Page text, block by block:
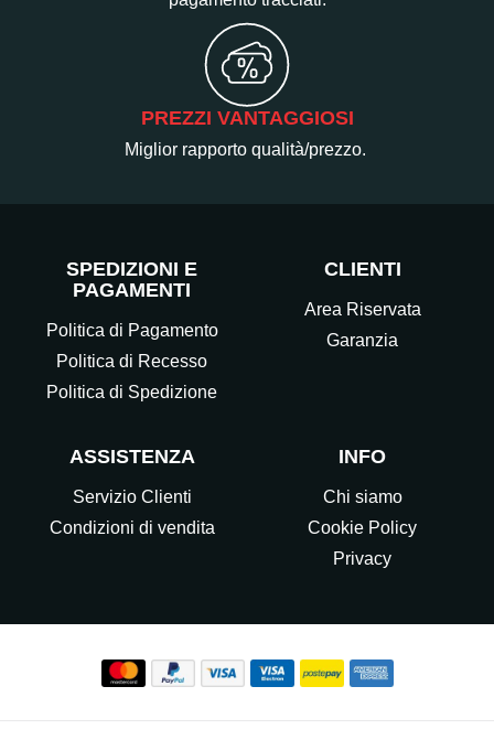
PREZZI VANTAGGIOSI
Miglior rapporto qualità/prezzo.
SPEDIZIONI E
PAGAMENTI
Politica di Pagamento
Politica di Recesso
Politica di Spedizione
CLIENTI
Area Riservata
Garanzia
ASSISTENZA
Servizio Clienti
Condizioni di vendita
INFO
Chi siamo
Cookie Policy
Privacy